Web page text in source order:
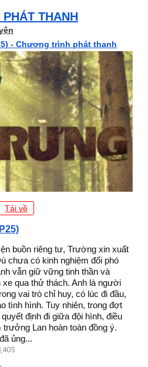
THANH
- Chương trình phát thanh
Tải về
buồn riêng tư, Trường xin xuất
chưa có kinh nghiệm đối phó
vẫn giữ vững tinh thần và
qua thử thách. Anh là người
vai trò chỉ huy, có lúc đi đầu,
tình hình. Tuy nhiên, trong đợt
định đi giữa đội hình, điều
Lan hoàn toàn đồng ý.
ủng...